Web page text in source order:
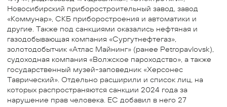
Новосибирский приборостроительный завод, завод
«Коммунар», СКБ приборостроения и автоматики и
другие. Также под санкциями оказались нефтяная и
газодобывающая компания «Сургутнефтегаз»,
золотодобытчик «Атлас Майнинг» (ранее Petropavlovsk),
судоходная компания «Волжское пароходство», а также
государственный музей-заповедник «Херсонес
Таврический». Отдельно расширили и список лиц, на
которых распространяются санкции 2024 года за
нарушение прав человека. ЕС добавил в него 27